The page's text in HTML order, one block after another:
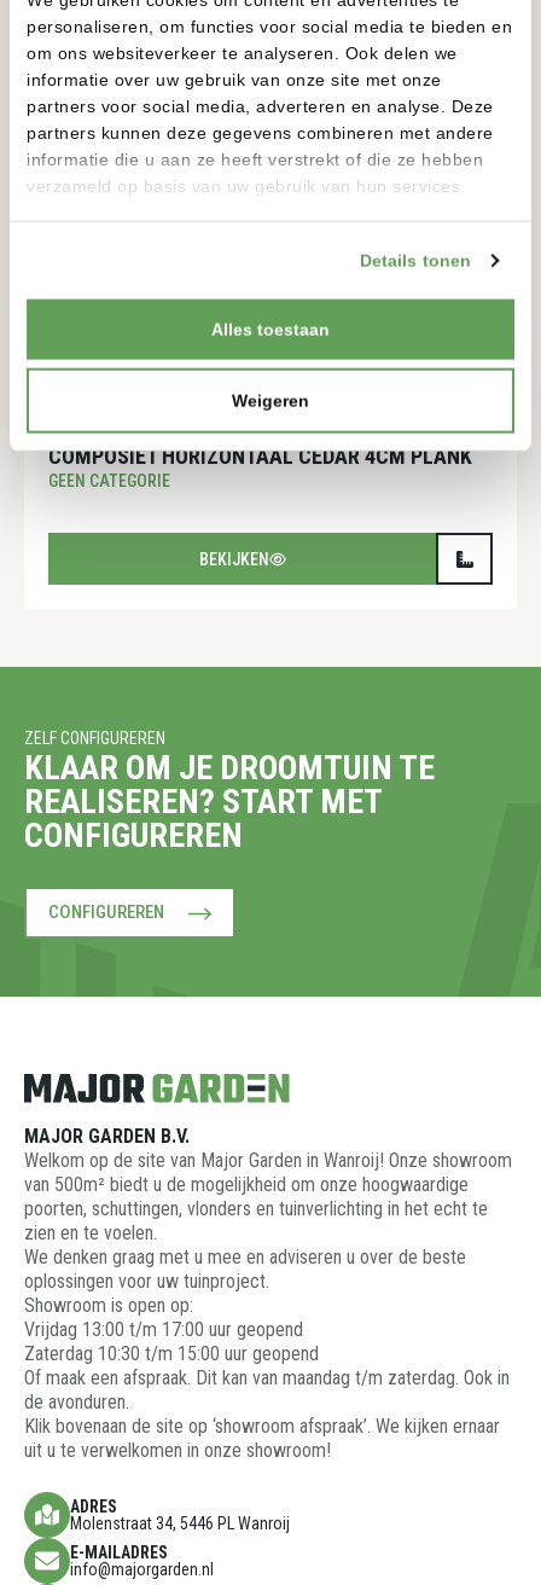
personaliseren, om functies voor social media te bieden en
om ons websiteverkeer te analyseren. Ook delen we
informatie over uw gebruik van onze site met onze
partners voor social media, adverteren en analyse. Deze
partners kunnen deze gegevens combineren met andere
informatie die u aan ze heeft verstrekt of die ze hebben
verzameld op basis van uw gebruik van hun services.
Details tonen
Alles toestaan
Weigeren
GEEN CATEGORIE
BEKIJKEN
COMPOSIET HORIZONTAAL CEDAR 4CM PLANK
GEEN CATEGORIE
BEKIJKEN
ZELF CONFIGUREREN
KLAAR OM JE DROOMTUIN TE
REALISEREN? START MET
CONFIGUREREN
CONFIGUREREN
MAJOR GARDEN B.V.
Welkom op de site van Major Garden in Wanroij! Onze showroom
van 500m² biedt u de mogelijkheid om onze hoogwaardige
poorten, schuttingen, vlonders en tuinverlichting in het echt te
zien en te voelen.
We denken graag met u mee en adviseren u over de beste
oplossingen voor uw tuinproject.
Showroom is open op:
Vrijdag 13:00 t/m 17:00 uur geopend
Zaterdag 10:30 t/m 15:00 uur geopend
Of maak een afspraak. Dit kan van maandag t/m zaterdag. Ook in
de avonduren.
Klik bovenaan de site op ‘showroom afspraak’. We kijken ernaar
uit u te verwelkomen in onze showroom!
ADRES
Molenstraat 34, 5446 PL Wanroij
E-MAILADRES
info@majorgarden.nl